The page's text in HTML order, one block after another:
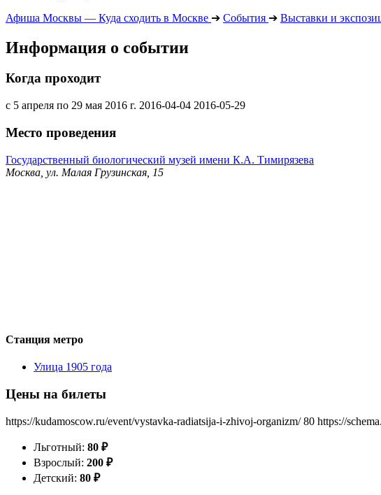
Афиша Москвы — Куда сходить в Москве ➔ События ➔ Выставки и
Информация о событии
Когда проходит
с 5 апреля по 29 мая 2016 г. 2016-04-04 2016-05-29
Место проведения
Государственный биологический музей имени К.А. Тимирязева
Москва, ул. Малая Грузинская, 15
Станция метро
Улица 1905 года
Цены на билеты
https://kudamoscow.ru/event/vystavka-radiatsija-i-zhivoj-organizm/ 80 https://
Льготный: 80 ₽
Взрослый: 200 ₽
Детский: 80 ₽